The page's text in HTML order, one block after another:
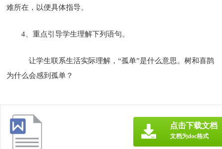
难所在，以便具体指导。
4、重点引导学生理解下列语句。
让学生联系生活实际理解，“孤单”是什么意思。树和喜鹊
为什么会感到孤单？
点击下载文档
文档为doc格式